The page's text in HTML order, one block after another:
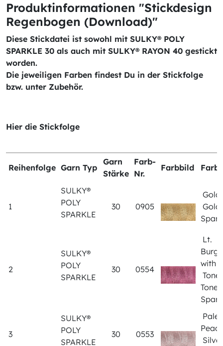
Produktinformationen "Stickdesign
Regenbogen (Download)"
Diese Stickdatei ist sowohl mit SULKY® POLY
SPARKLE 30 als auch mit SULKY® RAYON 40 gestickt
worden.
Die jeweiligen Farben findest Du in der Stickfolge
bzw. unter Zubehör.
Hier die Stickfolge
Reihenfolge Garn Typ
Garn
Stärke
Farb-
Nr.
Farbbild Farbe
1
SULKY®
POLY
SPARKLE
30 0905
Gold
2
SULKY®
POLY
SPARKLE
30 0554
Lt.
with
Tone
Tone
3
SULKY®
POLY
SPARKLE
30 0553
Pale
Silver